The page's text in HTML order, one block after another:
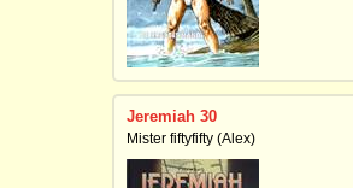
Jeremiah 30
Mister fiftyfifty (Alex)